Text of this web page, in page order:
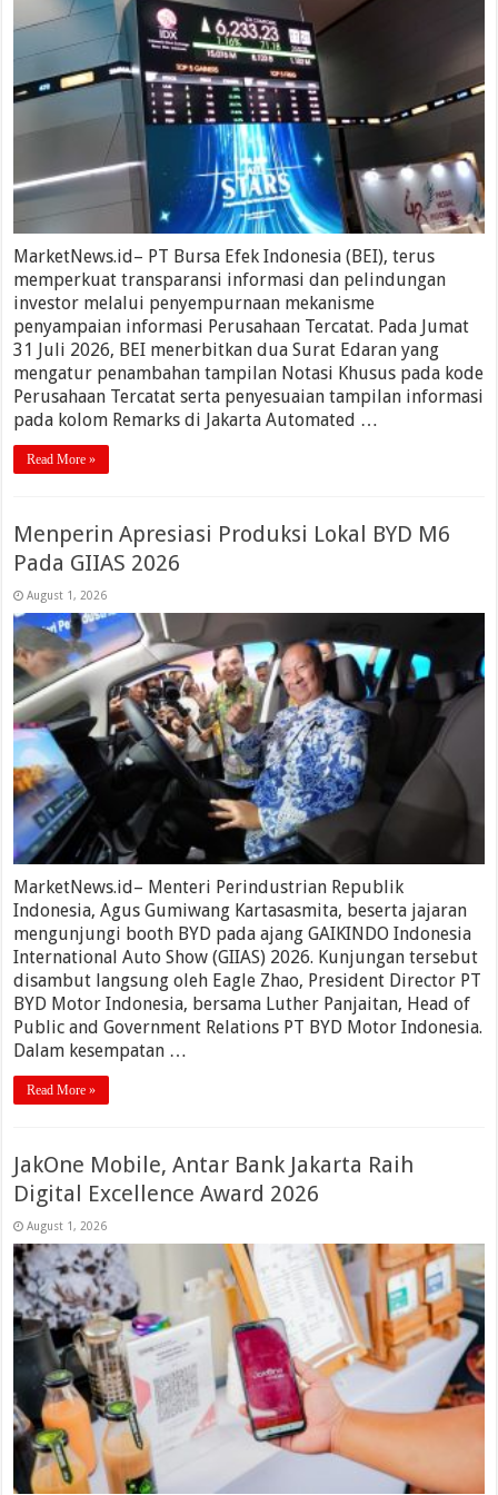
MarketNews.id– PT Bursa Efek Indonesia (BEI), terus
memperkuat transparansi informasi dan pelindungan
investor melalui penyempurnaan mekanisme
penyampaian informasi Perusahaan Tercatat. Pada Jumat
31 Juli 2026, BEI menerbitkan dua Surat Edaran yang
mengatur penambahan tampilan Notasi Khusus pada kode
Perusahaan Tercatat serta penyesuaian tampilan informasi
pada kolom Remarks di Jakarta Automated …
Read More »
Menperin Apresiasi Produksi Lokal BYD M6
Pada GIIAS 2026
August 1, 2026
MarketNews.id– Menteri Perindustrian Republik
Indonesia, Agus Gumiwang Kartasasmita, beserta jajaran
mengunjungi booth BYD pada ajang GAIKINDO Indonesia
International Auto Show (GIIAS) 2026. Kunjungan tersebut
disambut langsung oleh Eagle Zhao, President Director PT
BYD Motor Indonesia, bersama Luther Panjaitan, Head of
Public and Government Relations PT BYD Motor Indonesia.
Dalam kesempatan …
Read More »
JakOne Mobile, Antar Bank Jakarta Raih
Digital Excellence Award 2026
August 1, 2026